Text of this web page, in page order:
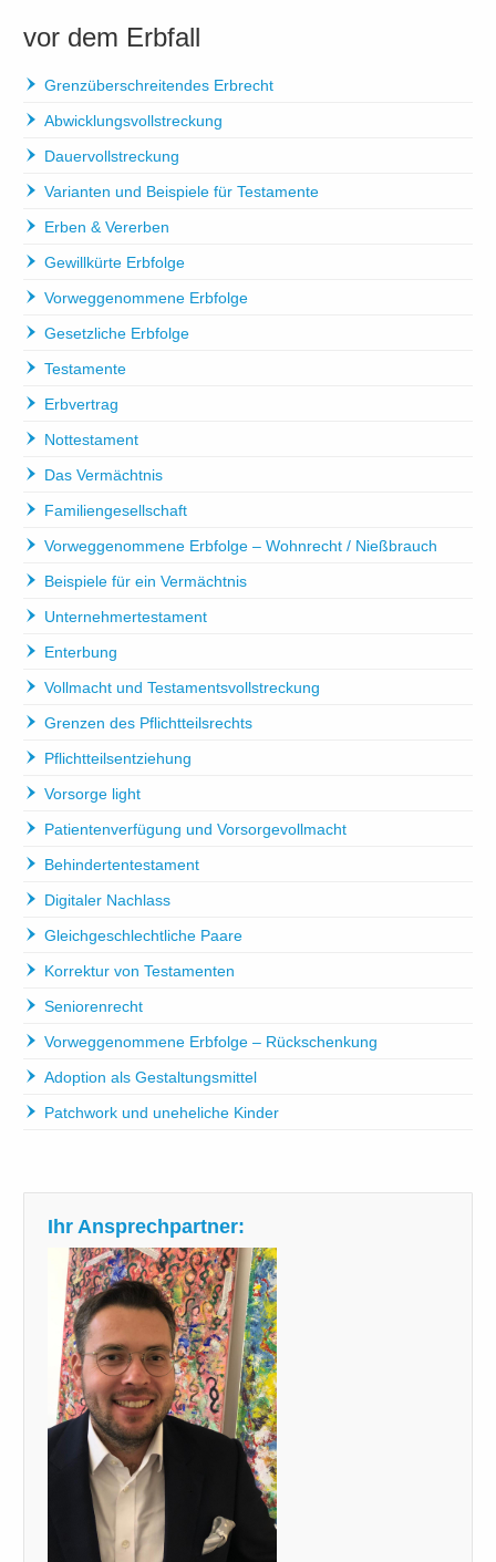
vor dem Erbfall
Grenzüberschreitendes Erbrecht
Abwicklungsvollstreckung
Dauervollstreckung
Varianten und Beispiele für Testamente
Erben & Vererben
Gewillkürte Erbfolge
Vorweggenommene Erbfolge
Gesetzliche Erbfolge
Testamente
Erbvertrag
Nottestament
Das Vermächtnis
Familiengesellschaft
Vorweggenommene Erbfolge – Wohnrecht / Nießbrauch
Beispiele für ein Vermächtnis
Unternehmertestament
Enterbung
Vollmacht und Testamentsvollstreckung
Grenzen des Pflichtteilsrechts
Pflichtteilsentziehung
Vorsorge light
Patientenverfügung und Vorsorgevollmacht
Behindertentestament
Digitaler Nachlass
Gleichgeschlechtliche Paare
Korrektur von Testamenten
Seniorenrecht
Vorweggenommene Erbfolge – Rückschenkung
Adoption als Gestaltungsmittel
Patchwork und uneheliche Kinder
Ihr Ansprechpartner: